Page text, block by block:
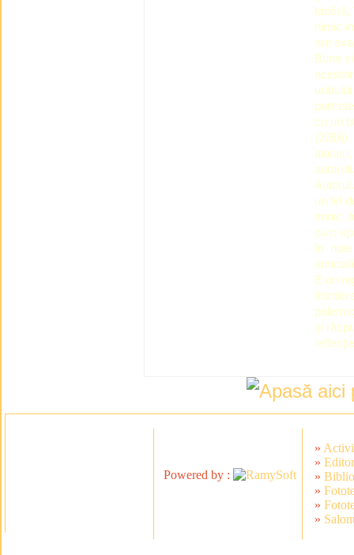
tabără,
nimic
are
Bune
cu un
un fel
ironic,
cu o
în note
E un
şi
Powered by :
»
»
»
»
»
»